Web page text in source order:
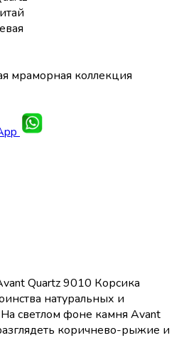
мраморная коллекция
Quartz 9010 Корсика
натуральных и
светлом фоне камня Avant
коричнево-рыжие и